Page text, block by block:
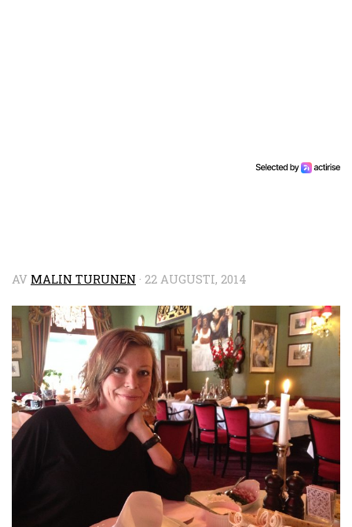
AV MALIN TURUNEN · 22 AUGUSTI, 2014